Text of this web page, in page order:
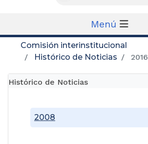
Menú
Comisión interinstitucional
Histórico de Noticias
2016
Histórico de Noticias
2008